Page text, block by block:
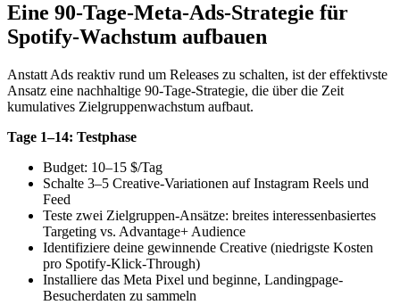
Eine 90-Tage-Meta-Ads-Strategie für
Spotify-Wachstum aufbauen
Anstatt Ads reaktiv rund um Releases zu schalten, ist der effektivste
Ansatz eine nachhaltige 90-Tage-Strategie, die über die Zeit
kumulatives Zielgruppenwachstum aufbaut.
Tage 1–14: Testphase
Budget: 10–15 $/Tag
Schalte 3–5 Creative-Variationen auf Instagram Reels und
Feed
Teste zwei Zielgruppen-Ansätze: breites interessenbasiertes
Targeting vs. Advantage+ Audience
Identifiziere deine gewinnende Creative (niedrigste Kosten
pro Spotify-Klick-Through)
Installiere das Meta Pixel und beginne, Landingpage-
Besucherdaten zu sammeln